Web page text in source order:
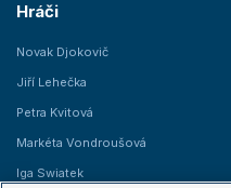
Hráči
Novak Djokovič
Jiří Lehečka
Petra Kvitová
Markéta Vondroušová
Iga Swiatek